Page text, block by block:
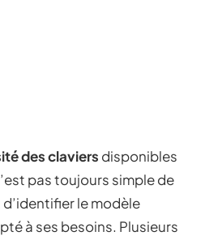
des claviers disponibles
pas toujours simple de
d’identifier le modèle
à ses besoins. Plusieurs